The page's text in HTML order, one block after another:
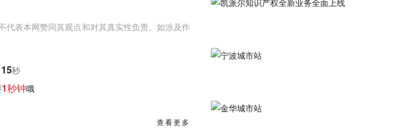
代表本网赞同其观点和对其真实性负责。如涉及作
16秒
1秒钟哦
查看更多